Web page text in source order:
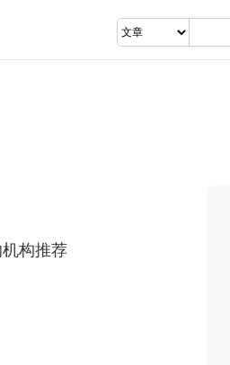
构推荐